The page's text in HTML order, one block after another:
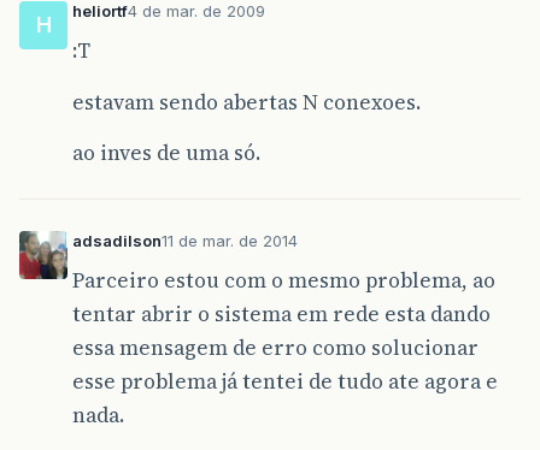
H
heliortf4 de mar. de 2009
:T
estavam sendo abertas N conexoes.
ao inves de uma só.
adsadilson11 de mar. de 2014
Parceiro estou com o mesmo problema, ao
tentar abrir o sistema em rede esta dando
essa mensagem de erro como solucionar
esse problema já tentei de tudo ate agora e
nada.